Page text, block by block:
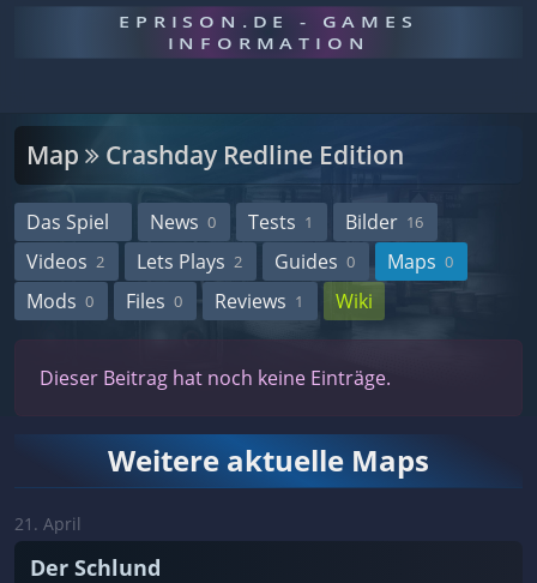
EPRISON.DE - GAMES
INFORMATION
Map Crashday Redline Edition
Das Spiel News 0 Tests 1 Bilder 16
Videos 2 Lets Plays 2 Guides 0 Maps 0
Mods 0 Files 0 Reviews 1 Wiki
Dieser Beitrag hat noch keine Einträge.
Weitere aktuelle Maps
21. April
Der Schlund